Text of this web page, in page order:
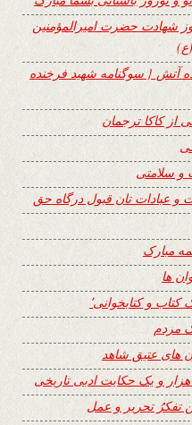
شهادت حضرت امیرالمؤمنین
آتش { سوگنامه شهید فرخنده
از کاکا ترجمان
سلامتی
و عبادات تان قبول درگاه حق
مبارک
ها
کتاب و کتابخوانی٬
مردم
های عتیق شاهد
و یک حکایت ادبی تاریخی
تفکرُ تحریر و عمل